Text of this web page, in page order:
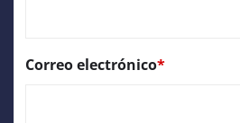
Correo electrónico*